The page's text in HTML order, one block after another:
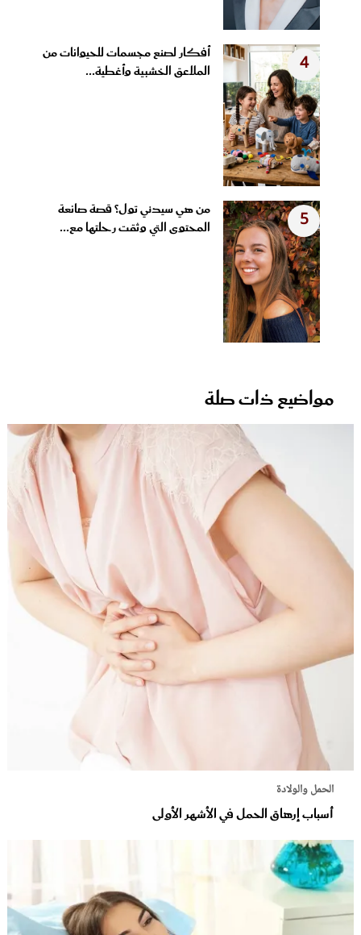
4
أفكار لصنع مجسمات للحيوانات من
الملاعق الخشبية وأغطية...
5
من هي سيدني تول؟ قصة صانعة
المحتوى التي وثقت رحلتها مع...
مواضيع ذات صلة
الحمل والولادة
أسباب إرهاق الحمل في الأشهر الأولى